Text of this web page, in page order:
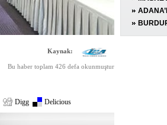
Kaynak:
Bu haber toplam 426 defa okunmuştur
Digg Delicious